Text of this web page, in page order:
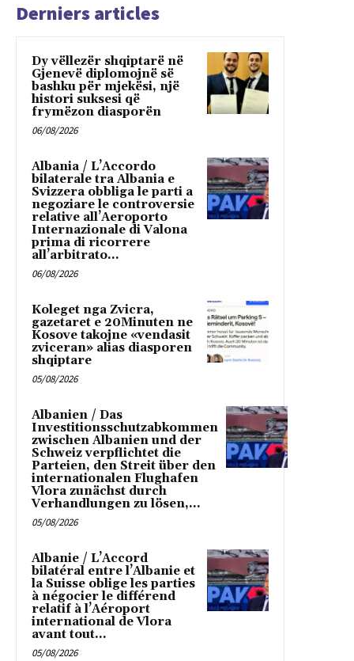
Derniers articles
Dy vëllezër shqiptarë në
Gjenevë diplomojnë së
bashku për mjekësi, një
histori suksesi që
frymëzon diasporën
06/08/2026
Albania / L’Accordo
bilaterale tra Albania e
Svizzera obbliga le parti a
negoziare le controversie
relative all’Aeroporto
Internazionale di Valona
prima di ricorrere
all’arbitrato...
06/08/2026
Koleget nga Zvicra,
gazetaret e 20Minuten ne
Kosove takojne «vendasit
zviceran» alias diasporen
shqiptare
05/08/2026
Albanien / Das
Investitionsschutzabkommen
zwischen Albanien und der
Schweiz verpflichtet die
Parteien, den Streit über den
internationalen Flughafen
Vlora zunächst durch
Verhandlungen zu lösen,...
05/08/2026
Albanie / L’Accord
bilatéral entre l’Albanie et
la Suisse oblige les parties
à négocier le différend
relatif à l’Aéroport
international de Vlora
avant tout...
05/08/2026